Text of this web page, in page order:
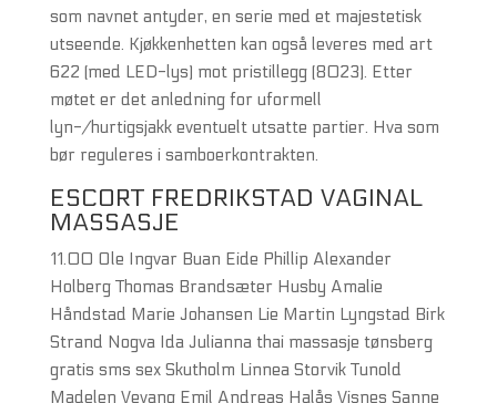
som navnet antyder, en serie med et majestetisk
utseende. Kjøkkenhetten kan også leveres med art
622 (med LED-lys) mot pristillegg (8023). Etter
møtet er det anledning for uformell
lyn-/hurtigsjakk eventuelt utsatte partier. Hva som
bør reguleres i samboerkontrakten.
ESCORT FREDRIKSTAD VAGINAL
MASSASJE
11.00 Ole Ingvar Buan Eide Phillip Alexander
Holberg Thomas Brandsæter Husby Amalie
Håndstad Marie Johansen Lie Martin Lyngstad Birk
Strand Nogva Ida Julianna thai massasje tønsberg
gratis sms sex Skutholm Linnea Storvik Tunold
Madelen Vevang Emil Andreas Halås Visnes Sanne